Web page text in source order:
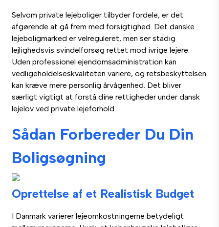
Selvom private lejeboliger tilbyder fordele, er det
afgørende at gå frem med forsigtighed. Det danske
lejeboligmarked er velreguleret, men ser stadig
lejlighedsvis svindelforsøg rettet mod ivrige lejere.
Uden professionel ejendomsadministration kan
vedligeholdelseskvaliteten variere, og retsbeskyttelsen
kan kræve mere personlig årvågenhed. Det bliver
særligt vigtigt at forstå dine rettigheder under dansk
lejelov ved private lejeforhold.
Sådan Forbereder Du Din
Boligsøgning
Oprettelse af et Realistisk Budget
I Danmark varierer lejeomkostningerne betydeligt